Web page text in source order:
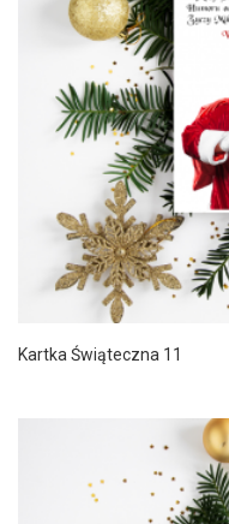
Kartka Świąteczna 11